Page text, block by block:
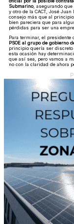
Submarino, asegurando que
y otro de la CACT, José
consejo más que al
bien pareciera que para
pérdidas para ser una
Para terminar, el presidente
PSOE al grupo de gobierno
principio quería ser discreto
esta ocasión hay
que así sea, pero vamos a
no con la claridad de ahora